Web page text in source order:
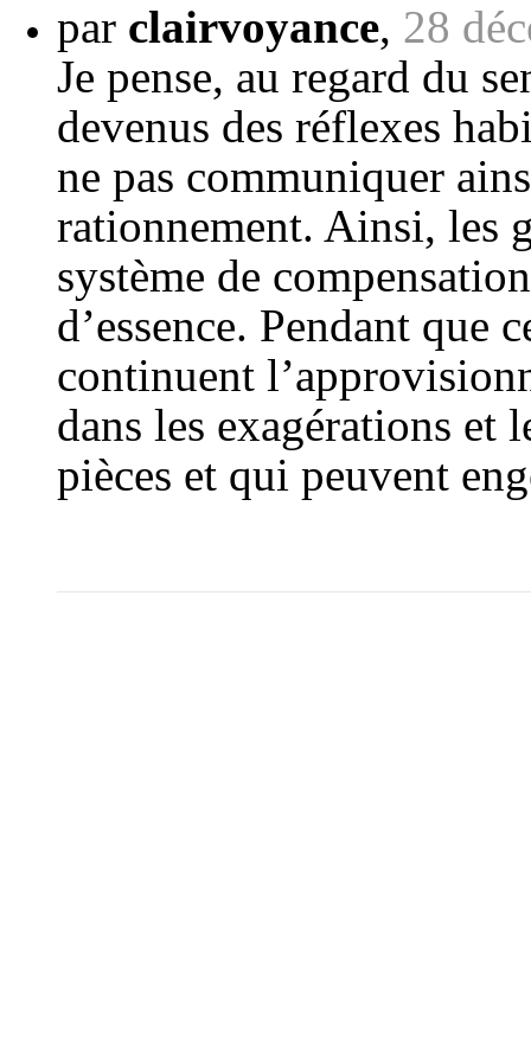
par clairvoyance, 28
Je pense, au regard du
devenus des réflexes
ne pas communiquer
rationnement. Ainsi, les
système de
d’essence. Pendant que
continuent
dans les exagérations et
pièces et qui peuvent